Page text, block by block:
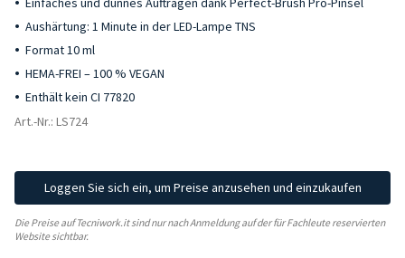
Aushärtung: 1 Minute in der LED-Lampe TNS
Format 10 ml
HEMA-FREI – 100 % VEGAN
Enthält kein CI 77820
Art.-Nr.: LS724
Loggen Sie sich ein, um Preise anzusehen und einzukaufen
Die Preise auf Tecniwork.it sind nur nach Anmeldung auf der für Fachleute reservierten
Website sichtbar.